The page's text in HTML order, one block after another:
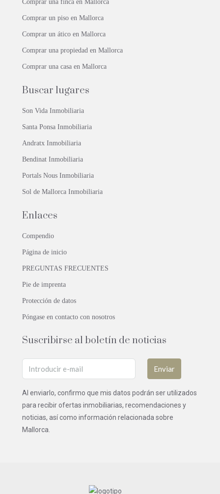
Comprar una finca en Mallorca
Comprar un piso en Mallorca
Comprar un ático en Mallorca
Comprar una propiedad en Mallorca
Comprar una casa en Mallorca
Buscar lugares
Son Vida Inmobiliaria
Santa Ponsa Inmobiliaria
Andratx Inmobiliaria
Bendinat Inmobiliaria
Portals Nous Inmobiliaria
Sol de Mallorca Inmobiliaria
Enlaces
Compendio
Página de inicio
PREGUNTAS FRECUENTES
Pie de imprenta
Protección de datos
Póngase en contacto con nosotros
Suscribirse al boletín de noticias
Enviar
Al enviarlo, confirmo que mis datos podrán ser utilizados
para recibir ofertas inmobiliarias, recomendaciones y
noticias, así como información relacionada sobre
Mallorca.